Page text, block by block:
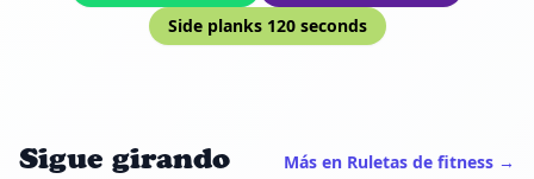
Side planks 120 seconds
Sigue girando Más en Ruletas de fitness →